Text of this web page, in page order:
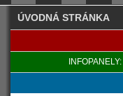
ÚVODNÁ STRÁNKA
INFOPANELY: